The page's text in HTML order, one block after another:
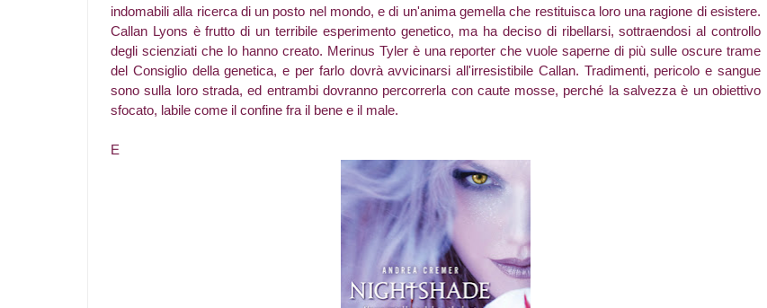
indomabili alla ricerca di un posto nel mondo, e di un'anima gemella che restituisca loro una ragione di esistere.
Callan Lyons è frutto di un terribile esperimento genetico, ma ha deciso di ribellarsi, sottraendosi al controllo
degli scienziati che lo hanno creato. Merinus Tyler è una reporter che vuole saperne di più sulle oscure trame
del Consiglio della genetica, e per farlo dovrà avvicinarsi all'irresistibile Callan. Tradimenti, pericolo e sangue
sono sulla loro strada, ed entrambi dovranno percorrerla con caute mosse, perché la salvezza è un obiettivo
sfocato, labile come il confine fra il bene e il male.
E